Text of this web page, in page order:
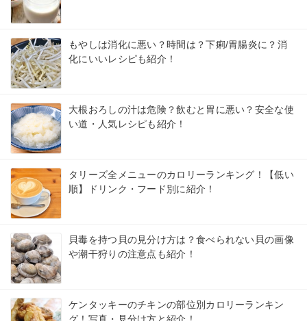
もやしは消化に悪い？時間は？下痢/胃腸炎に？消
化にいいレシピも紹介！
大根おろしの汁は危険？飲むと胃に悪い？安全な使
い道・人気レシピも紹介！
タリーズ全メニューのカロリーランキング！【低い
順】ドリンク・フード別に紹介！
貝毒を持つ貝の見分け方は？食べられない貝の画像
や潮干狩りの注意点も紹介！
ケンタッキーのチキンの部位別カロリーランキン